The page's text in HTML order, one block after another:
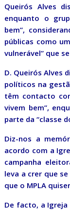
Queirós Alves
enquanto o
bem”,
públicas como
vulnerável” que
D. Queirós Alves
políticos na
têm contacto
vivem bem”,
parte da “classe
Diz-nos a
acordo com a
campanha
leva a crer que
que o MPLA
De facto, a Igreja